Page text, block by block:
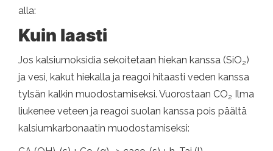
alla:
Kuin laasti
Jos kalsiumoksidia sekoitetaan hiekan kanssa (SiO2)
ja vesi, kakut hiekalla ja reagoi hitaasti veden kanssa
tylsän kalkin muodostamiseksi. Vuorostaan ​​CO2 Ilma
liukenee veteen ja reagoi suolan kanssa pois päältä
kalsiumkarbonaatin muodostamiseksi: